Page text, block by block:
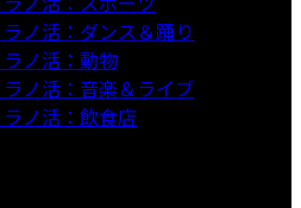
ノ活：ダンス＆踊り
ノ活：動物
ノ活：音楽＆ライブ
ノ活：飲食店